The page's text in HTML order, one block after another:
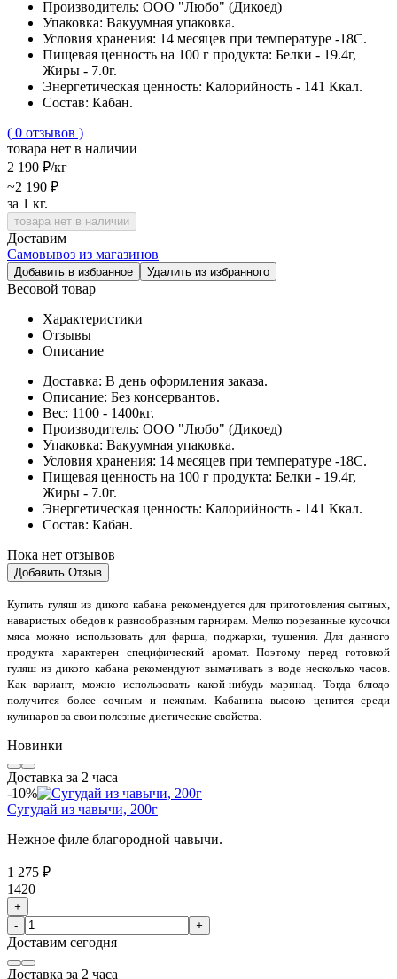
Производитель: ООО "Любо" (Дикоед)
Упаковка: Вакуумная упаковка.
Условия хранения: 14 месяцев при температуре -18С.
Пищевая ценность на 100 г продукта: Белки - 19.4г,
Жиры - 7.0г.
Энергетическая ценность: Калорийность - 141 Ккал.
Cостав: Кабан.
( 0 отзывов )
товара нет в наличии
2 190 ₽/кг
~2 190 ₽
за 1 кг.
товара нет в наличии
Доставим
Самовывоз из магазинов
Добавить в избранное Удалить из избранного
Весовой товар
Характеристики
Отзывы
Описание
Доставка: В день оформления заказа.
Описание: Без консервантов.
Вес: 1100 - 1400кг.
Производитель: ООО "Любо" (Дикоед)
Упаковка: Вакуумная упаковка.
Условия хранения: 14 месяцев при температуре -18С.
Пищевая ценность на 100 г продукта: Белки - 19.4г,
Жиры - 7.0г.
Энергетическая ценность: Калорийность - 141 Ккал.
Cостав: Кабан.
Пока нет отзывов
Добавить Отзыв
Купить гуляш из дикого кабана рекомендуется для приготовления сытных,
наваристых обедов к разнообразным гарнирам. Мелко порезанные кусочки
мяса можно использовать для фарша, поджарки, тушения. Для данного
продукта характерен специфический аромат. Поэтому перед готовкой
гуляш из дикого кабана рекомендуют вымачивать в воде несколько часов.
Как вариант, можно использовать какой-нибудь маринад. Тогда блюдо
получится более сочным и нежным. Кабанина высоко ценится среди
кулинаров за свои полезные диетические свойства.
Новинки
Доставка за 2 часа
-10%
Сугудай из чавычи, 200г
Нежное филе благородной чавычи.
1 275 ₽
1420
+
-
+
Доставим сегодня
Доставка за 2 часа